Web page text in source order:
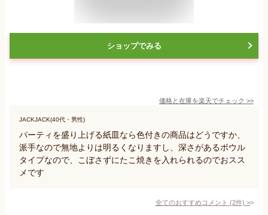
ショップでみる
価格と在庫を楽天でチェック >>
JACKJACK(40代・男性)
パーティを盛り上げる紙皿なら色付きの商品はどうですか、
派手なので無地よりは明るくなりますし、深さがあるボウル
タイプなので、こぼさずにたこ焼きを入れられるのでおスス
メです
全てのおすすめコメント (2件) >